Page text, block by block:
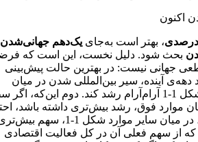
، بهتر است به‌جای یک‌دهم جهانی‌شدن
بحث شود. دلیل نخست، این است که
جهانی نیست: در بهترین حالت پیش‌بینی
آینده، سیر بین‌المللی شدن در میان
دسته‌های موجود در شکل 1-1 آرام‌آرام رشد کند. دوم این‌که،
موارد فوق، رشد بیش‌تری داشته باشد،
فعالیت‌های اقتصادی، در میان سایر موارد شکل
از سهم فعلی آن در کل فعالیت اقتصادی